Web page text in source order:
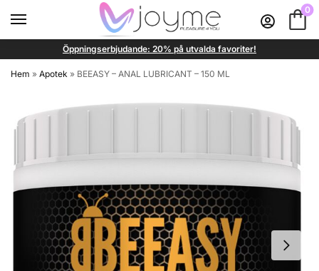
0
Öppningserbjudande: 20% på utvalda favoriter!
Hem » Apotek » BEEASY – ANAL LUBRICANT – 150 ML